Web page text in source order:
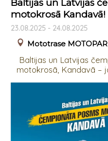
Baltijas un Latvijas
motokrosā Kandavā!
23.08.2025 - 24.08.2025
Mototrase
Baltijas un Latvijas
motokrosā, Kandavā –